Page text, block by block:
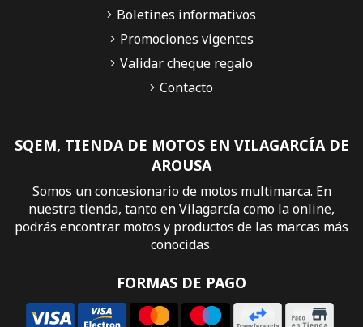
SQEM, TIENDA DE MOTOS EN VILAGARCÍA DE
AROUSA
Somos un concesionario de motos multimarca. En
nuestra tienda, tanto en Vilagarcía como la online,
podrás encontrar motos y productos de las marcas más
conocidas.
FORMAS DE PAGO
Boletines informativos
Promociones vigentes
Validar cheque regalo
Contacto